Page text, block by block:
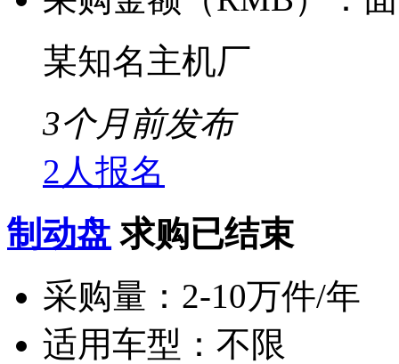
某知名主机厂
3个月前发布
2人报名
制动盘 求购已结束
采购量： 2-10万件/年
适用车型： 不限